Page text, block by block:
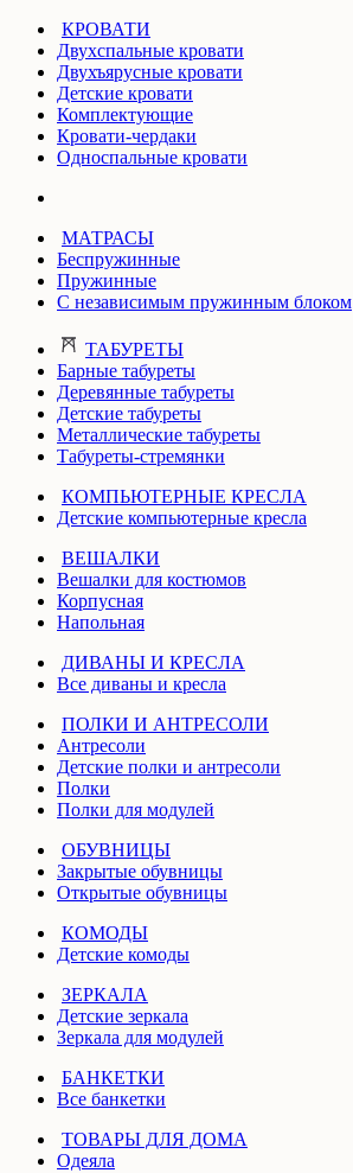
КРОВАТИ
Двухспальные кровати
Двухъярусные кровати
Детские кровати
Комплектующие
Кровати-чердаки
Односпальные кровати
МАТРАСЫ
Беспружинные
Пружинные
С независимым пружинным блоком
ТАБУРЕТЫ
Барные табуреты
Деревянные табуреты
Детские табуреты
Металлические табуреты
Табуреты-стремянки
КОМПЬЮТЕРНЫЕ КРЕСЛА
Детские компьютерные кресла
ВЕШАЛКИ
Вешалки для костюмов
Корпусная
Напольная
ДИВАНЫ И КРЕСЛА
Все диваны и кресла
ПОЛКИ И АНТРЕСОЛИ
Антресоли
Детские полки и антресоли
Полки
Полки для модулей
ОБУВНИЦЫ
Закрытые обувницы
Открытые обувницы
КОМОДЫ
Детские комоды
ЗЕРКАЛА
Детские зеркала
Зеркала для модулей
БАНКЕТКИ
Все банкетки
ТОВАРЫ ДЛЯ ДОМА
Одеяла